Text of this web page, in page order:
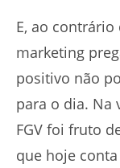
E, ao
marketing
positivo não
para o dia. Na
FGV foi fruto
que hoje